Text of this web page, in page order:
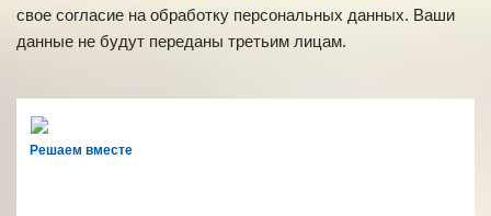
свое согласие на обработку персональных данных. Ваши
данные не будут переданы третьим лицам.
Решаем вместе